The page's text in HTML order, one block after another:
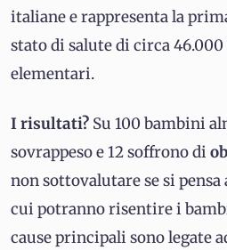
italiane e rappresenta la
stato di salute di circa
elementari.
I risultati? Su 100 bambini
sovrappeso e 12 soffrono di
non sottovalutare se si
cui potranno risentire i
cause principali sono legate